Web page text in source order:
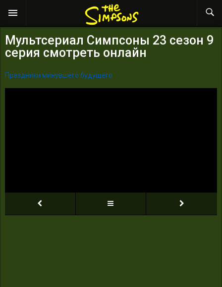
Мультсериал Симпсоны 23 сезон 9
серия смотреть онлайн
Праздники минувшего будущего